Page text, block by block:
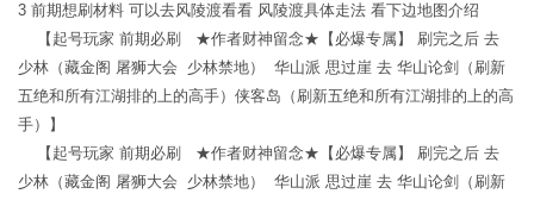
3 前期想刷材料 可以去风陵渡看看 风陵渡具体走法 看下边地图介绍
【起号玩家 前期必刷 ★作者财神留念★【必爆专属】 刷完之后 去
少林（藏金阁 屠狮大会 少林禁地） 华山派 思过崖 去 华山论剑（刷新
五绝和所有江湖排的上的高手）侠客岛（刷新五绝和所有江湖排的上的高
手）】
【起号玩家 前期必刷 ★作者财神留念★【必爆专属】 刷完之后 去
少林（藏金阁 屠狮大会 少林禁地） 华山派 思过崖 去 华山论剑（刷新